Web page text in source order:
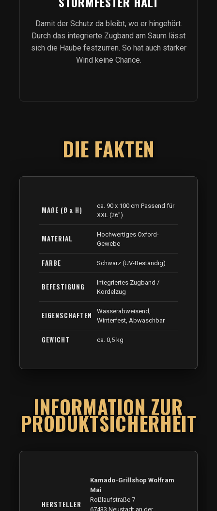
Damit der Schutz da bleibt, wo er hingehört.
Durch das integrierte Zugband am Saum lässt
sich die Haube festzurren. So hat auch starker
Wind keine Chance.
DIE FAKTEN
MAßE (Ø x H)
ca. 90 x 100 cm Passend für
XXL (26")
MATERIAL
Hochwertiges Oxford-
Gewebe
FARBE Schwarz (UV-Beständig)
BEFESTIGUNG
Integriertes Zugband /
Kordelzug
EIGENSCHAFTEN
Wasserabweisend,
Winterfest, Abwaschbar
GEWICHT ca. 0,5 kg
INFORMATION ZUR
PRODUKTSICHERHEIT
HERSTELLER
Kamado-Grillshop Wolfram
Mai
Roßlaufstraße 7
67433 Neustadt an der